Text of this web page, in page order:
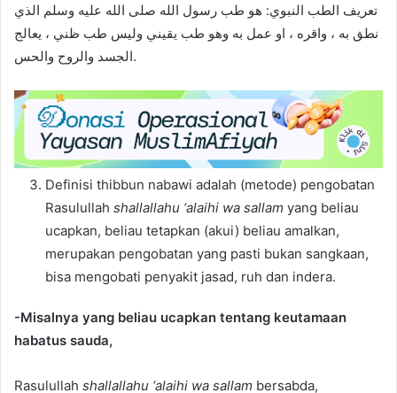
تعريف الطب النبوي: هو طب رسول الله صلى الله عليه وسلم الذي
نطق به ، واقره ، او عمل به وهو طب يقيني وليس طب ظني ، يعالج
الجسد والروح والحس.
Definisi thibbun nabawi adalah (metode) pengobatan
Rasulullah shallallahu ‘alaihi wa sallam yang beliau
ucapkan, beliau tetapkan (akui) beliau amalkan,
merupakan pengobatan yang pasti bukan sangkaan,
bisa mengobati penyakit jasad, ruh dan indera.
-Misalnya yang beliau ucapkan tentang keutamaan
habatus sauda,
Rasulullah shallallahu ‘alaihi wa sallam bersabda,